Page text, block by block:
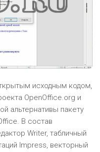
исходным кодом,
OpenOffice.org и
альтернативы пакету
В состав
Writer, табличный
Impress, векторный